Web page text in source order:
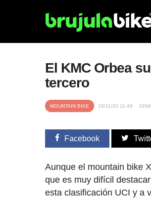
El KMC Orbea
tercero
MOUNTAIN BIKE 18/11/20 11:49
Facebook
Aunque el mountain bike
que es muy difícil
esta clasificación UCI y a